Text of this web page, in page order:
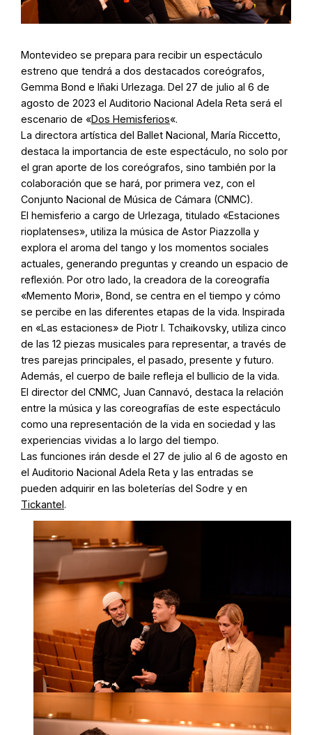
Montevideo se prepara para recibir un espectáculo
estreno que tendrá a dos destacados coreógrafos,
Gemma Bond e Iñaki Urlezaga. Del 27 de julio al 6 de
agosto de 2023 el Auditorio Nacional Adela Reta será el
escenario de «Dos Hemisferios«.
La directora artística del Ballet Nacional, María Riccetto,
destaca la importancia de este espectáculo, no solo por
el gran aporte de los coreógrafos, sino también por la
colaboración que se hará, por primera vez, con el
Conjunto Nacional de Música de Cámara (CNMC).
El hemisferio a cargo de Urlezaga, titulado «Estaciones
rioplatenses», utiliza la música de Astor Piazzolla y
explora el aroma del tango y los momentos sociales
actuales, generando preguntas y creando un espacio de
reflexión. Por otro lado, la creadora de la coreografía
«Memento Mori», Bond, se centra en el tiempo y cómo
se percibe en las diferentes etapas de la vida. Inspirada
en «Las estaciones» de Piotr I. Tchaikovsky, utiliza cinco
de las 12 piezas musicales para representar, a través de
tres parejas principales, el pasado, presente y futuro.
Además, el cuerpo de baile refleja el bullicio de la vida.
El director del CNMC, Juan Cannavó, destaca la relación
entre la música y las coreografías de este espectáculo
como una representación de la vida en sociedad y las
experiencias vividas a lo largo del tiempo.
Las funciones irán desde el 27 de julio al 6 de agosto en
el Auditorio Nacional Adela Reta y las entradas se
pueden adquirir en las boleterías del Sodre y en
Tickantel .